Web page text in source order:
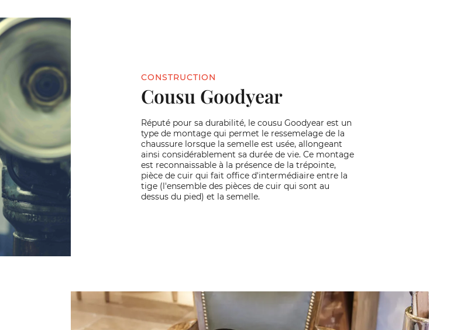
CONSTRUCTION
Cousu Goodyear
Réputé pour sa durabilité, le cousu Goodyear est un
type de montage qui permet le ressemelage de la
chaussure lorsque la semelle est usée, allongeant
ainsi considérablement sa durée de vie. Ce montage
est reconnaissable à la présence de la trépointe,
pièce de cuir qui fait office d'intermédiaire entre la
tige (l'ensemble des pièces de cuir qui sont au
dessus du pied) et la semelle.